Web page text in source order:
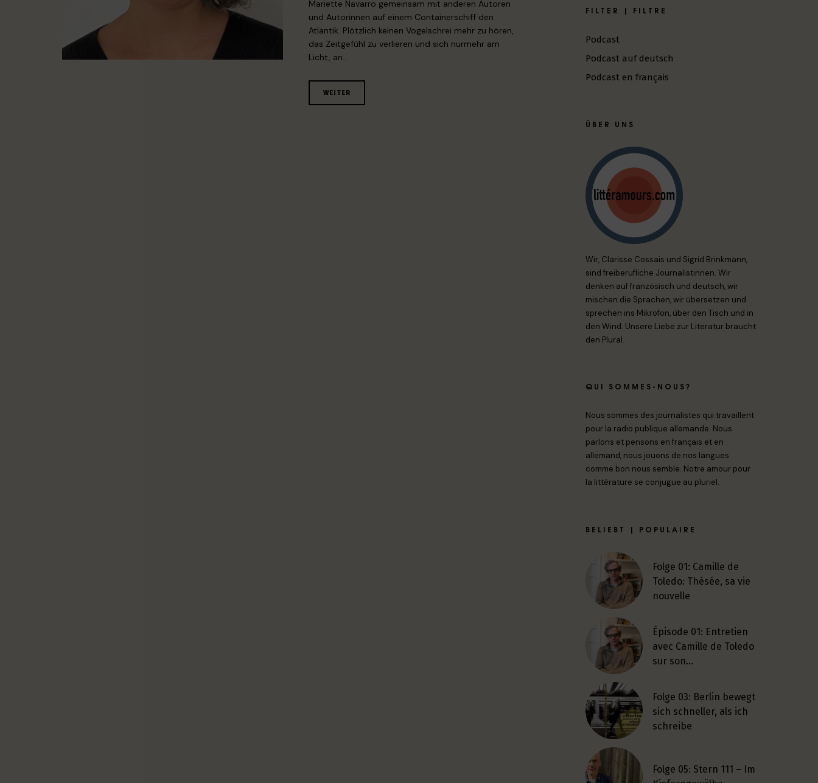
Mariette Navarro gemeinsam mit anderen Autoren
und Autorinnen auf einem Containerschiff den
Atlantik. Plötzlich keinen Vogelschrei mehr zu hören,
das Zeitgefühl zu verlieren und sich nurmehr am
Licht, an…
WEITER
FILTER | FILTRE
Podcast
Podcast auf deutsch
Podcast en français
ÜBER UNS
Wir, Clarisse Cossais und Sigrid Brinkmann,
sind freiberufliche Journalistinnen. Wir
denken auf französisch und deutsch, wir
mischen die Sprachen, wir übersetzen und
sprechen ins Mikrofon, über den Tisch und in
den Wind. Unsere Liebe zur Literatur braucht
den Plural.
QUI SOMMES-NOUS?
Nous sommes des journalistes qui travaillent
pour la radio publique allemande. Nous
parlons et pensons en français et en
allemand, nous jouons de nos langues
comme bon nous semble. Notre amour pour
la littérature se conjugue au pluriel.
BELIEBT | POPULAIRE
Folge 01: Camille de
Toledo: Thésée, sa vie
nouvelle
Épisode 01: Entretien
avec Camille de Toledo
sur son…
Folge 03: Berlin bewegt
sich schneller, als ich
schreibe
Folge 05: Stern 111 – Im